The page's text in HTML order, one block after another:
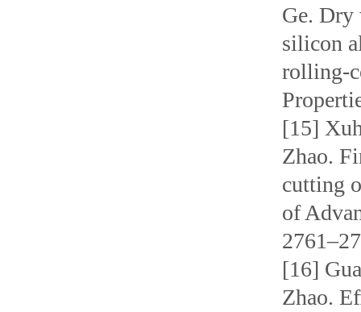
Ge. Dry
silicon
rolling-
[15]
Zhao.
cutting
of
[16]
Zhao.